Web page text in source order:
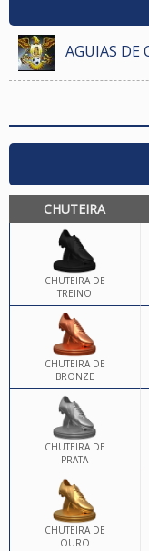
AGUIAS DE
CHUTEIRA
CHUTEIRA DE
TREINO
CHUTEIRA DE
BRONZE
CHUTEIRA DE
PRATA
CHUTEIRA DE
OURO